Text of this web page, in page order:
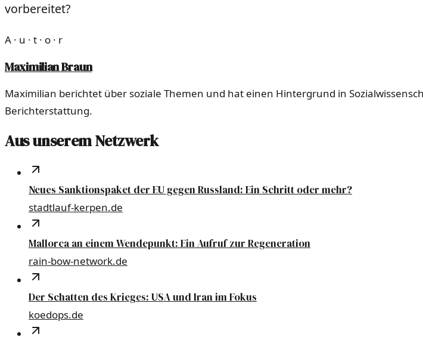
vorbereitet?
A · u · t · o · r
Maximilian Braun
Maximilian berichtet über soziale Themen und hat einen Hintergrund in
Berichterstattung.
Aus unserem Netzwerk
Neues Sanktionspaket der EU gegen Russland: Ein Schritt oder mehr?
stadtlauf-kerpen.de
Mallorca an einem Wendepunkt: Ein Aufruf zur Regeneration
rain-bow-network.de
Der Schatten des Krieges: USA und Iran im Fokus
koedops.de